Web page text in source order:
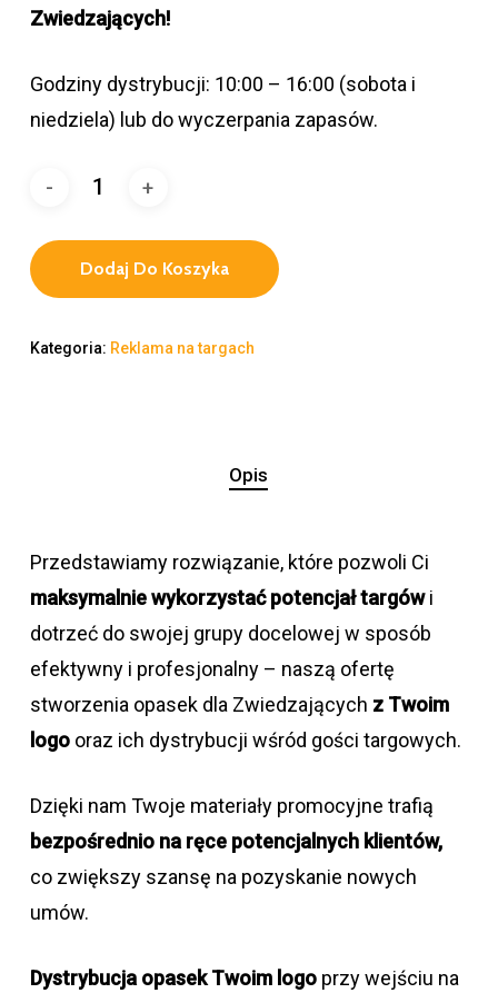
Zwiedzających!
Godziny dystrybucji: 10:00 – 16:00 (sobota i
niedziela) lub do wyczerpania zapasów.
Dodaj Do Koszyka
Kategoria: Reklama na targach
Opis
Przedstawiamy rozwiązanie, które pozwoli Ci
maksymalnie wykorzystać potencjał targówi
dotrzeć do swojej grupy docelowej w sposób
efektywny i profesjonalny – naszą ofertę
stworzenia opasek dla Zwiedzających z Twoim
logooraz ich dystrybucji wśród gości targowych.
Dzięki nam Twoje materiały promocyjne trafią
bezpośrednio na ręce potencjalnych klientów,
co zwiększy szansę na pozyskanie nowych
umów.
Dystrybucja opasek Twoim logoprzy wejściu na